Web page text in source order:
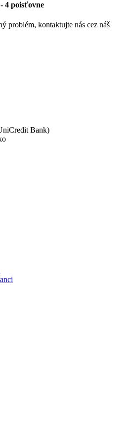
4 poisťovne
problém, kontaktujte nás cez náš
Bank)